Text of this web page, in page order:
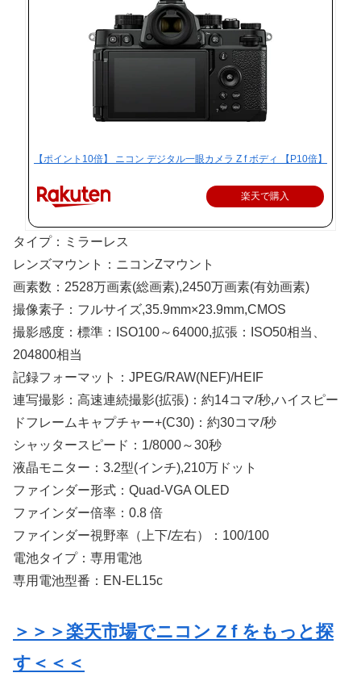
【ポイント10倍】 ニコン デジタル一眼カメラ Z f ボディ 【P10倍】
楽天で購入
タイプ：ミラーレス
レンズマウント：ニコンZマウント
画素数：2528万画素(総画素),2450万画素(有効画素)
撮像素子：フルサイズ,35.9mm×23.9mm,CMOS
撮影感度：標準：ISO100～64000,拡張：ISO50相当、
204800相当
記録フォーマット：JPEG/RAW(NEF)/HEIF
連写撮影：高速連続撮影(拡張)：約14コマ/秒,ハイスピー
ドフレームキャプチャー+(C30)：約30コマ/秒
シャッタースピード：1/8000～30秒
液晶モニター：3.2型(インチ),210万ドット
ファインダー形式：Quad-VGA OLED
ファインダー倍率：0.8 倍
ファインダー視野率（上下/左右）：100/100
電池タイプ：専用電池
専用電池型番：EN-EL15c
＞＞＞楽天市場でニコン Z f をもっと探
す＜＜＜